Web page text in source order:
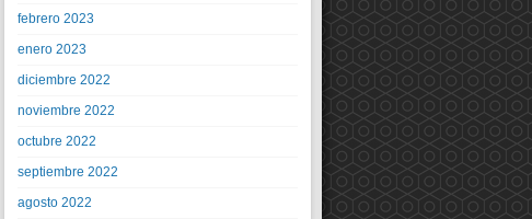
febrero 2023
enero 2023
diciembre 2022
noviembre 2022
octubre 2022
septiembre 2022
agosto 2022